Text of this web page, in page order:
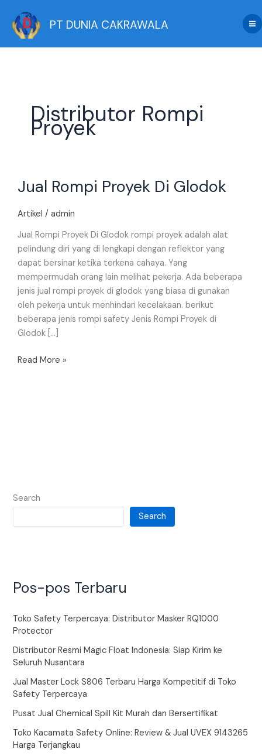
content
PT DUNIA CAKRAWALA
Distributor Rompi
Proyek
Jual Rompi Proyek Di Glodok
Artikel / admin
Jual Rompi Proyek Di Glodok rompi proyek adalah alat
pelindung diri yang di lengkapi dengan reflektor yang
dapat bersinar ketika terkena cahaya. Yang
mempermudah orang lain melihat pekerja. Ada beberapa
jenis jual rompi proyek di glodok yang biasa di gunakan
oleh pekerja untuk menhindari kecelakaan. berikut
beberapa jenis rompi safety Jenis Rompi Proyek di
Glodok […]
Rompi
Di
Read More »
Search
Search
Pos-pos Terbaru
Toko Safety Terpercaya: Distributor Masker RQ1000
Protector
Distributor Resmi Magic Float Indonesia: Siap Kirim ke
Seluruh Nusantara
Jual Master Lock S806 Terbaru Harga Kompetitif di Toko
Safety Terpercaya
Pusat Jual Chemical Spill Kit Murah dan Bersertifikat
Toko Kacamata Safety Online: Review & Jual UVEX 9143265
Harga Terjangkau